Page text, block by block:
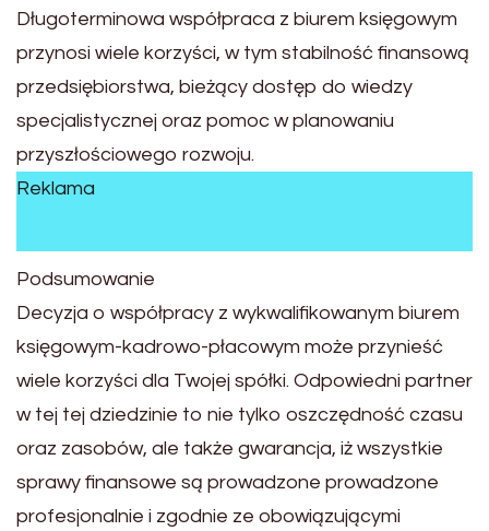
Długoterminowa współpraca z biurem księgowym
przynosi wiele korzyści, w tym stabilność finansową
przedsiębiorstwa, bieżący dostęp do wiedzy
specjalistycznej oraz pomoc w planowaniu
przyszłościowego rozwoju.
Reklama
Podsumowanie
Decyzja o współpracy z wykwalifikowanym biurem
księgowym-kadrowo-płacowym może przynieść
wiele korzyści dla Twojej spółki. Odpowiedni partner
w tej tej dziedzinie to nie tylko oszczędność czasu
oraz zasobów, ale także gwarancja, iż wszystkie
sprawy finansowe są prowadzone prowadzone
profesjonalnie i zgodnie ze obowiązującymi